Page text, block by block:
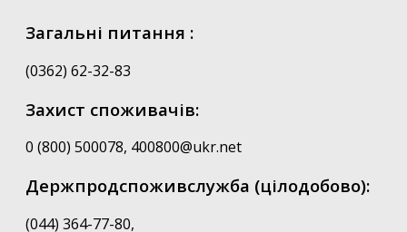
Загальні питання :
(0362) 62-32-83
Захист споживачів:
0 (800) 500078, 400800@ukr.net
Держпродспоживслужба (цілодобово):
(044) 364-77-80,